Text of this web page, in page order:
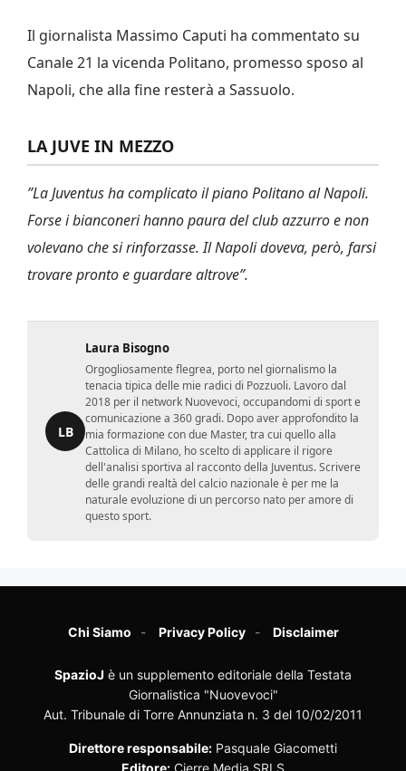
Il giornalista Massimo Caputi ha commentato su
Canale 21 la vicenda Politano, promesso sposo al
Napoli, che alla fine resterà a Sassuolo.
LA JUVE IN MEZZO
”La Juventus ha complicato il piano Politano al Napoli.
Forse i bianconeri hanno paura del club azzurro e non
volevano che si rinforzasse. Il Napoli doveva, però, farsi
trovare pronto e guardare altrove”.
LB
Laura Bisogno
Orgogliosamente flegrea, porto nel giornalismo la
tenacia tipica delle mie radici di Pozzuoli. Lavoro dal
2018 per il network Nuovevoci, occupandomi di sport e
comunicazione a 360 gradi. Dopo aver approfondito la
mia formazione con due Master, tra cui quello alla
Cattolica di Milano, ho scelto di applicare il rigore
dell'analisi sportiva al racconto della Juventus. Scrivere
delle grandi realtà del calcio nazionale è per me la
naturale evoluzione di un percorso nato per amore di
questo sport.
Chi Siamo Privacy Policy Disclaimer
SpazioJ è un supplemento editoriale della Testata
Giornalistica "Nuovevoci"
Aut. Tribunale di Torre Annunziata n. 3 del 10/02/2011
Direttore responsabile: Pasquale Giacometti
Editore: Cierre Media SRLS